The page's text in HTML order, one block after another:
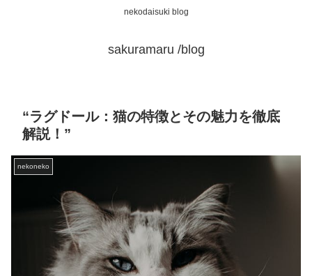
nekodaisuki blog
sakuramaru /blog
“ラグドール：猫の特徴とその魅力を徹底
解説！”
nekoneko